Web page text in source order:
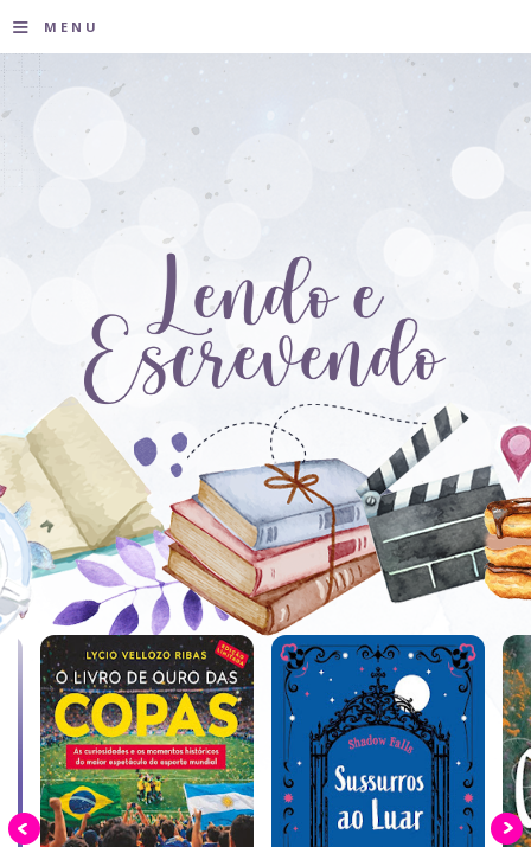
≡ MENU